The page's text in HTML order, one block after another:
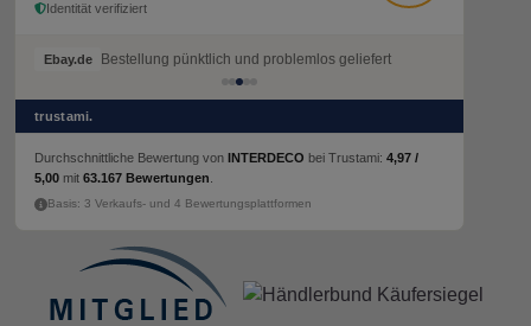
Identität verifiziert
Ebay.de Bestellung pünktlich und problemlos geliefert
trustami.
Durchschnittliche Bewertung von INTERDECO bei Trustami: 4,97 /
5,00 mit 63.167 Bewertungen
Basis: 3 Verkaufs- und 4 Bewertungsplattformen